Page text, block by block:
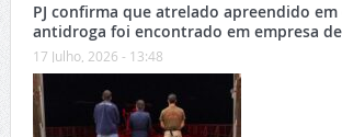
PJ confirma que atrelado apreendido em
antidroga foi encontrado em empresa
17 Julho, 2026 - 13:48